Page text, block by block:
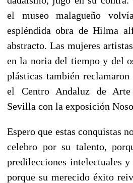
el museo malagueño
espléndida obra de Hilma
abstracto. Las mujeres
en la noria del tiempo y del
plásticas también reclamaron
el Centro Andaluz de Arte
Sevilla con la exposición
Espero que estas conquistas
celebro por su talento,
predilecciones intelectuales
porque su merecido éxito